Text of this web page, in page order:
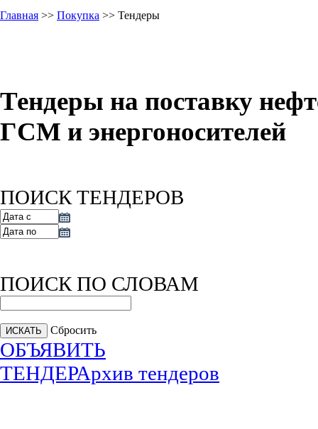
Главная >> Покупка >> Тендеры
Тендеры на поставку
ГСМ и энергоносителей
ПОИСК ТЕНДЕРОВ
ПОИСК ПО СЛОВАМ
Сбросить
ОБЪЯВИТЬ
ТЕНДЕРАрхив тендеров